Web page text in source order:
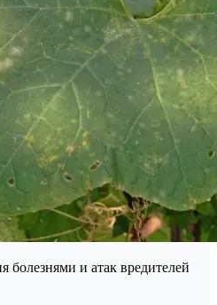
болезнями и атак вредителей